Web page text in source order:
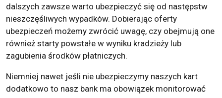
dalszych zawsze warto ubezpieczyć się od następstw
nieszczęśliwych wypadków. Dobierając oferty
ubezpieczeń możemy zwrócić uwagę, czy obejmują one
również starty powstałe w wyniku kradzieży lub
zagubienia środków płatniczych.
Niemniej nawet jeśli nie ubezpieczymy naszych kart
dodatkowo to nasz bank ma obowiązek monitorować